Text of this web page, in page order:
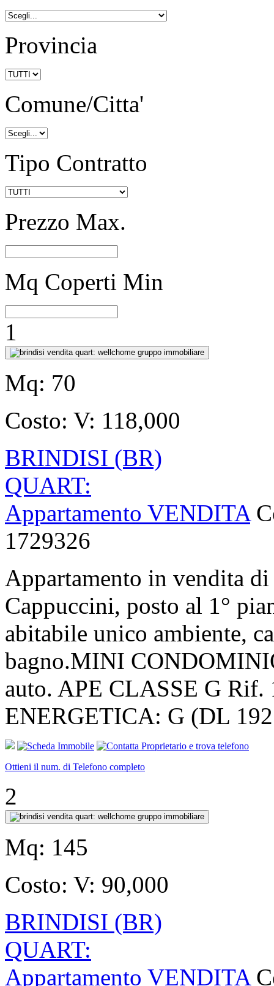
Provincia
Comune/Citta'
Tipo Contratto
Prezzo Max.
Mq Coperti Min
1
Mq: 70
Costo: V: 118,000
BRINDISI (BR)
QUART:
Appartamento VENDITA
1729326
Appartamento in vendita
Cappuccini, posto al 1°
abitabile unico ambiente,
bagno.MINI
auto. APE CLASSE G Rif.
ENERGETICA: G (DL
Ottieni il num. di Telefono completo
2
Mq: 145
Costo: V: 90,000
BRINDISI (BR)
QUART:
Appartamento VENDITA